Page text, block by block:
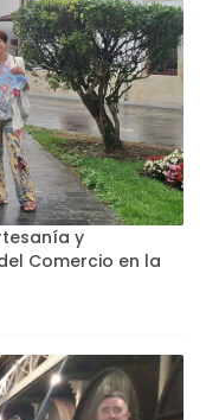
y
Comercio en la